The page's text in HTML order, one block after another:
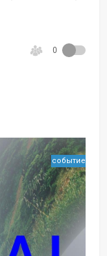
0
событие